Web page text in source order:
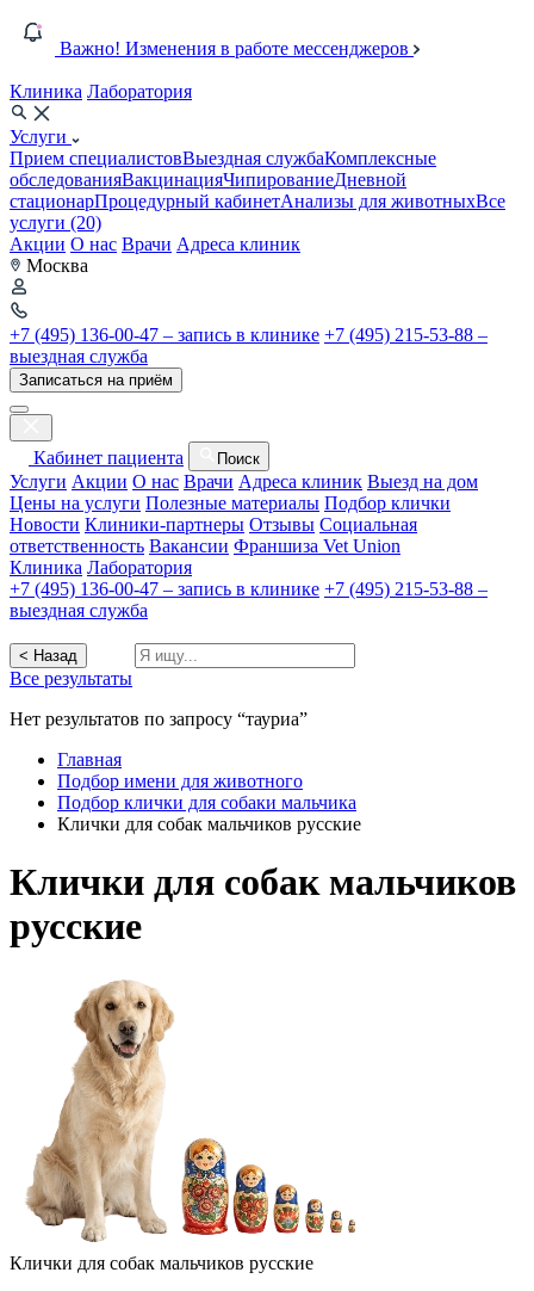
Важно! Изменения в работе мессенджеров
Клиника Лаборатория
Услуги
Прием специалистовВыездная службаКомплексные
обследованияВакцинацияЧипированиеДневной
стационарПроцедурный кабинетАнализы для животныхВсе
услуги (20)
Акции О нас Врачи Адреса клиник
Москва
+7 (495) 136-00-47 – запись в клинике +7 (495) 215-53-88 –
выездная служба
Записаться на приём
Кабинет пациента Поиск
Услуги Акции О нас Врачи Адреса клиник Выезд на дом
Цены на услуги Полезные материалы Подбор клички
Новости Клиники-партнеры Отзывы Социальная
ответственность Вакансии Франшиза Vet Union
Клиника Лаборатория
+7 (495) 136-00-47 – запись в клинике +7 (495) 215-53-88 –
выездная служба
< Назад
Все результаты
Нет результатов по запросу “тауриа”
Главная
Подбор имени для животного
Подбор клички для собаки мальчика
Клички для собак мальчиков русские
Клички для собак мальчиков
русские
Клички для собак мальчиков русские